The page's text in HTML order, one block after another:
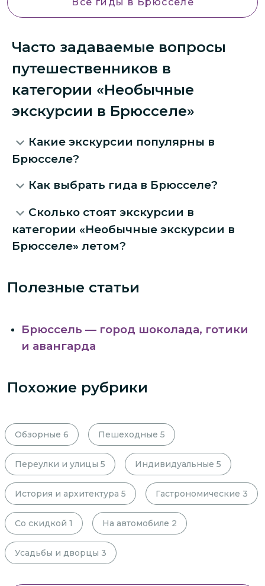
Часто задаваемые вопросы
путешественников в
категории «Необычные
экскурсии в Брюсселе»
Какие экскурсии популярны в
Брюсселе?
Как выбрать гида в Брюсселе?
Сколько стоят экскурсии в
категории «Необычные экскурсии в
Брюсселе» летом?
Полезные статьи
Брюссель — город шоколада, готики
и авангарда
Похожие рубрики
Обзорные 6 Пешеходные 5
Переулки и улицы 5 Индивидуальные 5
История и архитектура 5 Гастрономические 3
Со скидкой 1 На автомобиле 2
Усадьбы и дворцы 3